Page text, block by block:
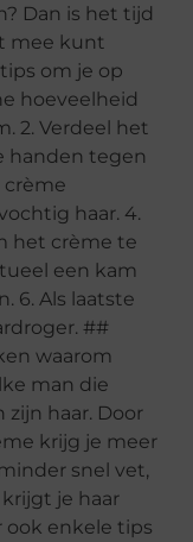
Dan is het tijd
mee kunt
om je op
hoeveelheid
2. Verdeel het
handen tegen
crème
haar. 4.
het crème te
een kam
6. Als laatste
##
waarom
man die
haar. Door
krijg je meer
snel vet,
je haar
ook enkele tips